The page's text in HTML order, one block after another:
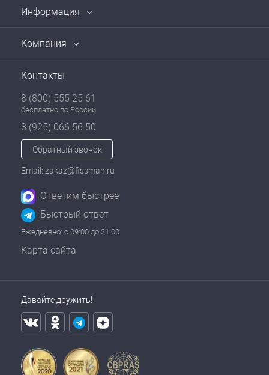
Информация
Компания
Контакты
8 (800) 555 25 61
бесплатно по России
8 (925) 066 56 50
Обратный звонок
Email: zakaz@fissman.ru
Ответим быстрее
Быстрый ответ
Ежедневно: с 09:00 до 21:00
Карта сайта
Давайте дружить!